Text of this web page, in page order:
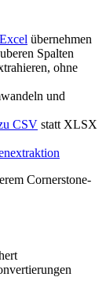
übernehmen
Spalten
ohne
und
CSV statt XLSX
Cornerstone-